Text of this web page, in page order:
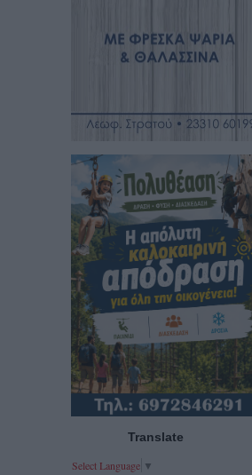
Translate
Select Language ▼